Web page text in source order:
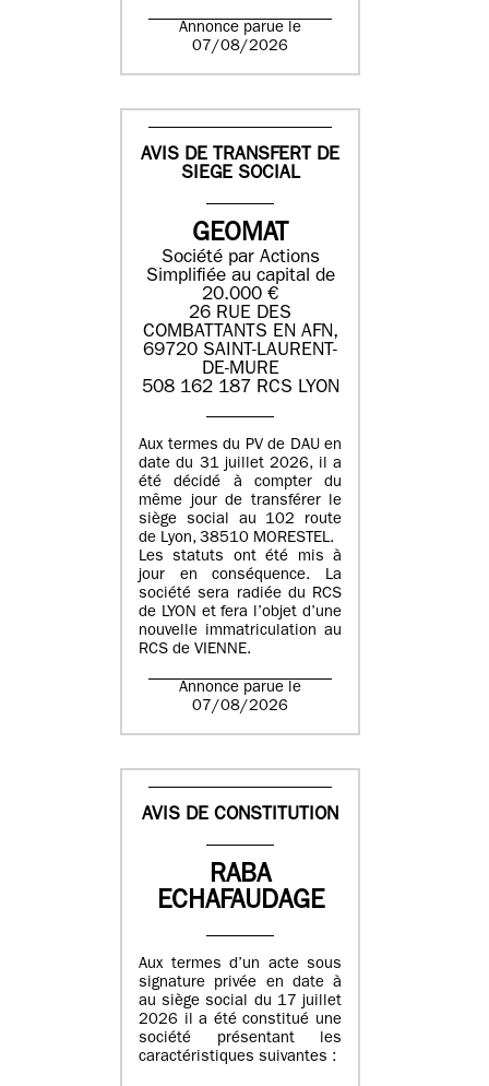
Annonce parue le
07/08/2026
AVIS DE TRANSFERT DE
SIEGE SOCIAL
GEOMAT
Société par Actions
Simplifiée au capital de
20.000 €
26 RUE DES
COMBATTANTS EN AFN,
69720 SAINT-LAURENT-
DE-MURE
508 162 187 RCS LYON
Aux termes du PV de DAU en
date du 31 juillet 2026, il a
été décidé à compter du
même jour de transférer le
siège social au 102 route
de Lyon, 38510 MORESTEL.
Les statuts ont été mis à
jour en conséquence. La
société sera radiée du RCS
de LYON et fera l’objet d’une
nouvelle immatriculation au
RCS de VIENNE.
Annonce parue le
07/08/2026
AVIS DE CONSTITUTION
RABA
ECHAFAUDAGE
Aux termes d’un acte sous
signature privée en date à
au siège social du 17 juillet
2026 il a été constitué une
société présentant les
caractéristiques suivantes :